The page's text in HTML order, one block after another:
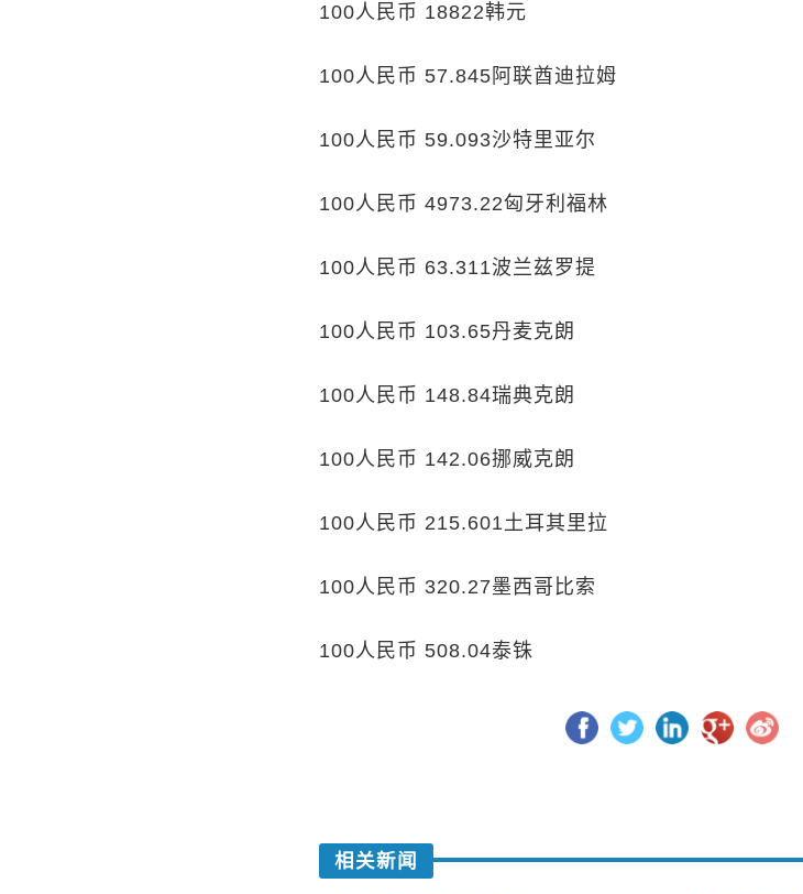
100人民币 18822韩元
100人民币 57.845阿联酋迪拉姆
100人民币 59.093沙特里亚尔
100人民币 4973.22匈牙利福林
100人民币 63.311波兰兹罗提
100人民币 103.65丹麦克朗
100人民币 148.84瑞典克朗
100人民币 142.06挪威克朗
100人民币 215.601土耳其里拉
100人民币 320.27墨西哥比索
100人民币 508.04泰铢
相关新闻